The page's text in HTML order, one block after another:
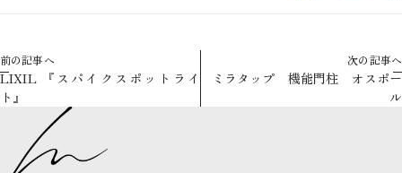
前の記事へ
LIXIL 『スパイクスポットライ
ト』
次の記事へ
ミラタップ 機能門柱 オスポー
ル